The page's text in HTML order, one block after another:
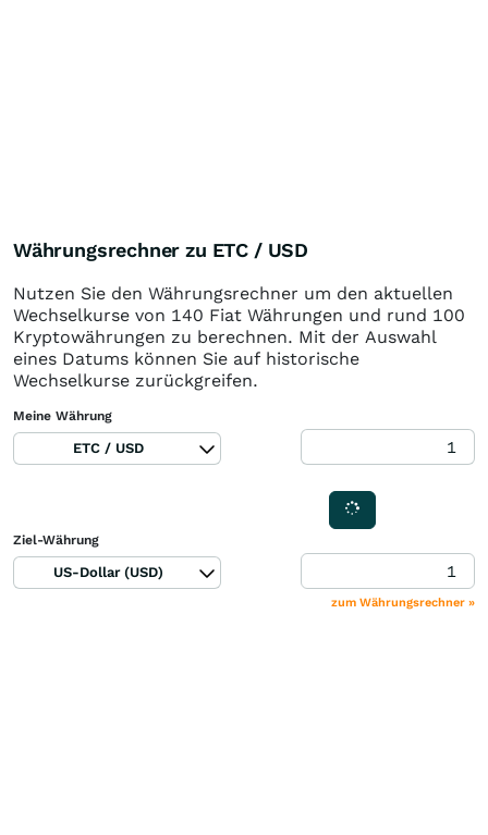
Währungsrechner zu ETC / USD
Nutzen Sie den Währungsrechner um den aktuellen
Wechselkurse von 140 Fiat Währungen und rund 100
Kryptowährungen zu berechnen. Mit der Auswahl
eines Datums können Sie auf historische
Wechselkurse zurückgreifen.
Meine Währung
ETC / USD
Ziel-Währung
US-Dollar (USD)
zum Währungsrechner »